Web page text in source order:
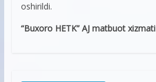
oshirildi.
“Buxoro HETK” AJ matbuot xizmati